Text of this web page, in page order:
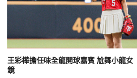
王彩樺擔任味全龍開球嘉賓 尬舞小龍女
鏡